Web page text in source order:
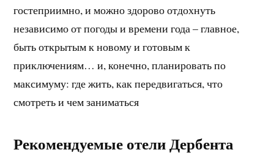
гостеприимно, и можно здорово отдохнуть
независимо от погоды и времени года – главное,
быть открытым к новому и готовым к
приключениям… и, конечно, планировать по
максимуму: где жить, как передвигаться, что
смотреть и чем заниматься
Рекомендуемые отели Дербента